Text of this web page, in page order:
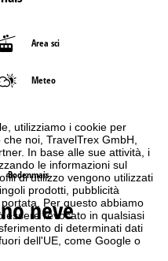
utilizziamo i cookie per
noi, TravelTrex GmbH,
In base alle sue attività, i
le informazioni sul
di utilizzo vengono utilizzati
prodotti, pubblicità
Per questo abbiamo
essere revocato in qualsiasi
di determinati dati
dell'UE, come Google o
Area sci
Meteo
Bodenmais
neve